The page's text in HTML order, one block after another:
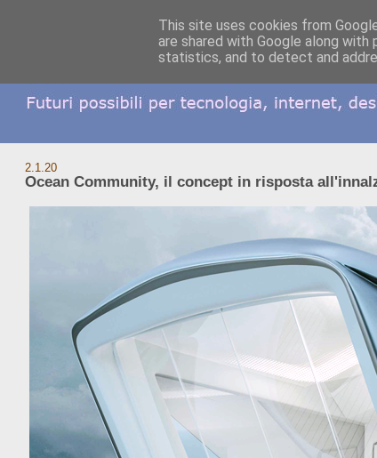
2.1.20
Ocean Community, il concept in risposta
This site uses cookies from
are shared with Google along
statistics, and to detect and